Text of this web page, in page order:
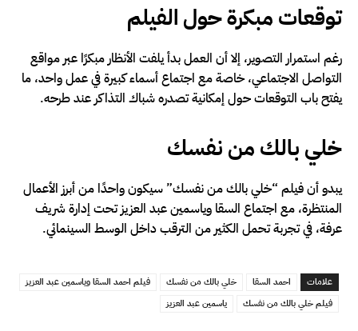
توقعات مبكرة حول الفيلم
رغم استمرار التصوير، إلا أن العمل بدأ يلفت الأنظار مبكرًا عبر مواقع
التواصل الاجتماعي، خاصة مع اجتماع أسماء كبيرة في عمل واحد، ما
يفتح باب التوقعات حول إمكانية تصدره شباك التذاكر عند طرحه.
خلي بالك من نفسك
يبدو أن فيلم “خلي بالك من نفسك” سيكون واحدًا من أبرز الأعمال
المنتظرة، مع اجتماع السقا وياسمين عبد العزيز تحت إدارة شريف
عرفة، في تجربة تحمل الكثير من الترقب داخل الوسط السينمائي.
علامات احمد السقا خلي بالك من نفسك
فيلم احمد السقا وياسمين عبد العزيز
فيلم خلي بالك من نفسك
ياسمين عبد العزيز